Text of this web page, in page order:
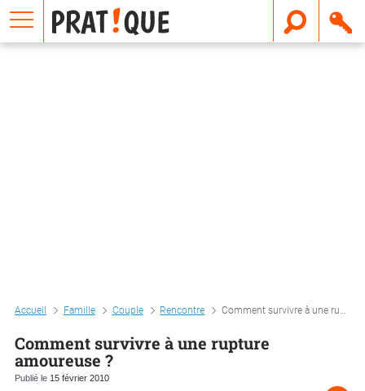
Accueil Famille Couple Rencontre Comment survivre à une rupture amoureuse ?
Comment survivre à une rupture
amoureuse ?
Publié le 15 février 2010
E
m
a